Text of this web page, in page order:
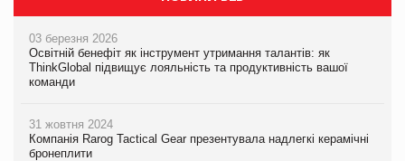
03 березня 2026
Освітній бенефіт як інструмент утримання талантів: як
ThinkGlobal підвищує лояльність та продуктивність вашої
команди
31 жовтня 2024
Компанія Rarog Tactical Gear презентувала надлегкі керамічні
бронеплити